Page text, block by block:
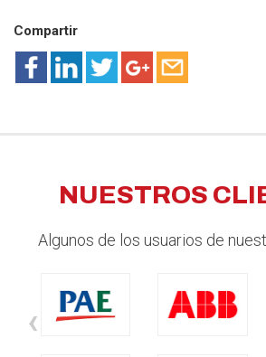
Compartir
NUESTROS
Algunos de los usuarios de
‹